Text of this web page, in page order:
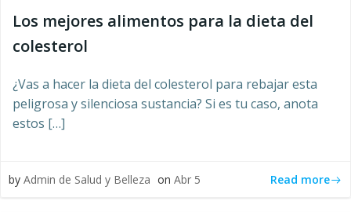
Los mejores alimentos para la dieta del
colesterol
¿Vas a hacer la dieta del colesterol para rebajar esta
peligrosa y silenciosa sustancia? Si es tu caso, anota
estos […]
by Admin de Salud y Belleza on Abr 5 Read more